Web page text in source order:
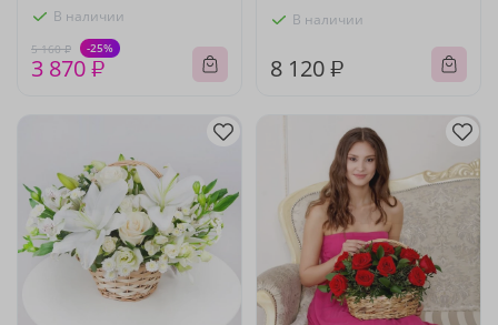
В наличии
5 160 ₽ -25%
3 870 ₽
В наличии
8 120 ₽